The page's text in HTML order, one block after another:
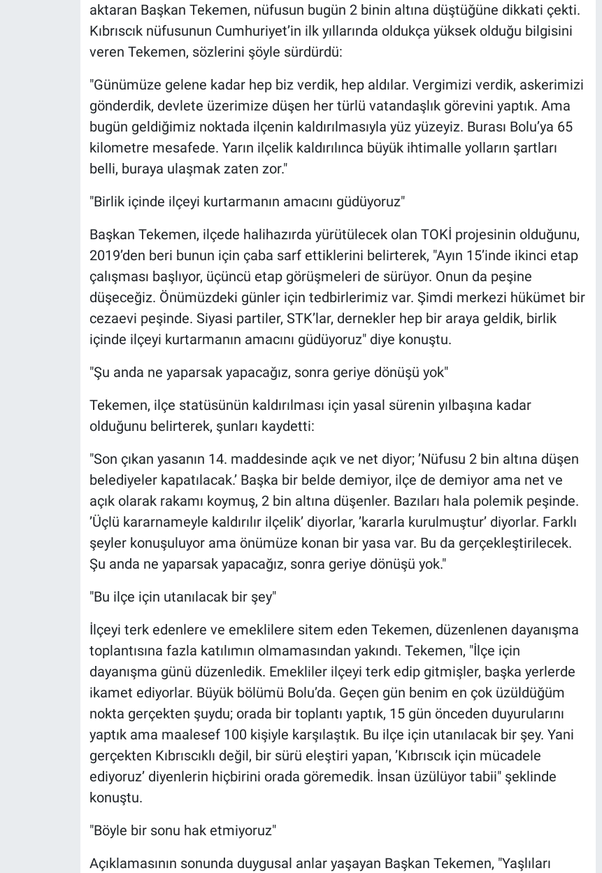
aktaran Başkan Tekemen, nüfusun bugün 2 binin altına düştüğüne dikkati çekti.
Kıbrıscık nüfusunun Cumhuriyet’in ilk yıllarında oldukça yüksek olduğu bilgisini
veren Tekemen, sözlerini şöyle sürdürdü:
"Günümüze gelene kadar hep biz verdik, hep aldılar. Vergimizi verdik, askerimizi
gönderdik, devlete üzerimize düşen her türlü vatandaşlık görevini yaptık. Ama
bugün geldiğimiz noktada ilçenin kaldırılmasıyla yüz yüzeyiz. Burası Bolu’ya 65
kilometre mesafede. Yarın ilçelik kaldırılınca büyük ihtimalle yolların şartları
belli, buraya ulaşmak zaten zor."
"Birlik içinde ilçeyi kurtarmanın amacını güdüyoruz"
Başkan Tekemen, ilçede halihazırda yürütülecek olan TOKİ projesinin olduğunu,
2019’den beri bunun için çaba sarf ettiklerini belirterek, "Ayın 15’inde ikinci etap
çalışması başlıyor, üçüncü etap görüşmeleri de sürüyor. Onun da peşine
düşeceğiz. Önümüzdeki günler için tedbirlerimiz var. Şimdi merkezi hükümet bir
cezaevi peşinde. Siyasi partiler, STK’lar, dernekler hep bir araya geldik, birlik
içinde ilçeyi kurtarmanın amacını güdüyoruz" diye konuştu.
"Şu anda ne yaparsak yapacağız, sonra geriye dönüşü yok"
Tekemen, ilçe statüsünün kaldırılması için yasal sürenin yılbaşına kadar
olduğunu belirterek, şunları kaydetti:
"Son çıkan yasanın 14. maddesinde açık ve net diyor; ’Nüfusu 2 bin altına düşen
belediyeler kapatılacak.’ Başka bir belde demiyor, ilçe de demiyor ama net ve
açık olarak rakamı koymuş, 2 bin altına düşenler. Bazıları hala polemik peşinde.
’Üçlü kararnameyle kaldırılır ilçelik’ diyorlar, ’kararla kurulmuştur’ diyorlar. Farklı
şeyler konuşuluyor ama önümüze konan bir yasa var. Bu da gerçekleştirilecek.
Şu anda ne yaparsak yapacağız, sonra geriye dönüşü yok."
"Bu ilçe için utanılacak bir şey"
İlçeyi terk edenlere ve emeklilere sitem eden Tekemen, düzenlenen dayanışma
toplantısına fazla katılımın olmamasından yakındı. Tekemen, "İlçe için
dayanışma günü düzenledik. Emekliler ilçeyi terk edip gitmişler, başka yerlerde
ikamet ediyorlar. Büyük bölümü Bolu’da. Geçen gün benim en çok üzüldüğüm
nokta gerçekten şuydu; orada bir toplantı yaptık, 15 gün önceden duyurularını
yaptık ama maalesef 100 kişiyle karşılaştık. Bu ilçe için utanılacak bir şey. Yani
gerçekten Kıbrıscıklı değil, bir sürü eleştiri yapan, ’Kıbrıscık için mücadele
ediyoruz’ diyenlerin hiçbirini orada göremedik. İnsan üzülüyor tabii" şeklinde
konuştu.
"Böyle bir sonu hak etmiyoruz"
Açıklamasının sonunda duygusal anlar yaşayan Başkan Tekemen, "Yaşlıları